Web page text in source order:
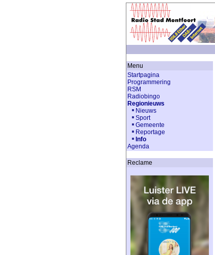
Menu
Startpagina
Programmering
RSM
Radiobingo
Regionieuws
Nieuws
Sport
Gemeente
Reportage
Info
Agenda
Reclame